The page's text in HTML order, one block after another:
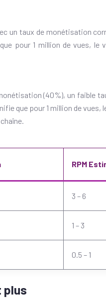
un taux de monétisation
pour 1 million de vues,
(40%), un faible
que pour 1 million de
RPM
3 – 6
1 – 3
0.5 – 1
plus